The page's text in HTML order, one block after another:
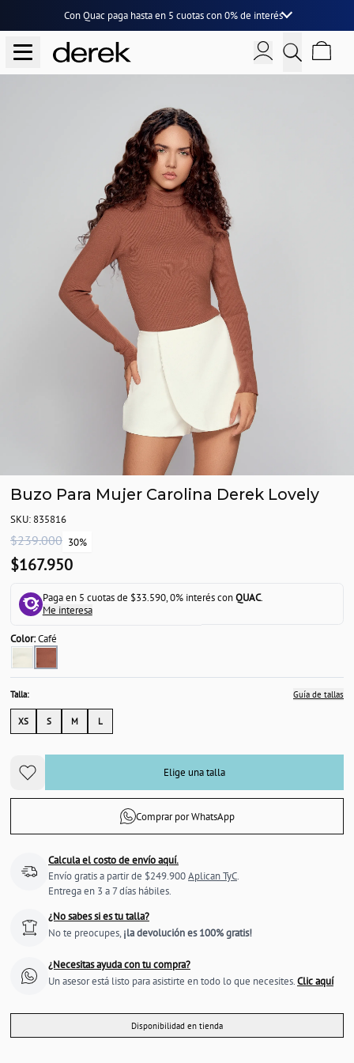
Con Quac paga hasta en 5 cuotascon0% de interés
Buzo Para Mujer Carolina Derek Lovely
SKU: 835816
$239.000 30%
$167.950
Paga en 5 cuotas de $33.590, 0% interés conQUAC.
Me interesa
Color:Café
Talla: Guía de tallas
XS S M L
Elige una talla
Comprar por WhatsApp
Calcula el costo de envío aquí.
Envío gratis a partir de $249.900Aplican TyC.
Entrega en 3 a 7 días hábiles.
¿No sabes si es tu talla?
No te preocupes, ¡la devolución es 100% gratis!
¿Necesitas ayuda con tu compra?
Un asesor está listo para asistirte en todo lo que necesites.Clic aquí
Disponibilidad en tienda